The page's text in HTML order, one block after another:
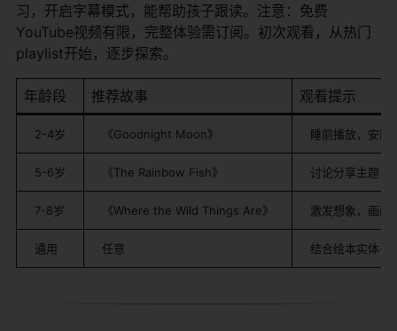
习，开启字幕模式，能帮助孩子跟读。注意：免费
YouTube视频有限，完整体验需订阅。初次观看，从热门
playlist开始，逐步探索。
年龄段 推荐故事 观看提示
2-4岁 《Goodnight Moon》 睡前播放，安静
5-6岁 《The Rainbow Fish》 讨论分享主题
7-8岁 《Where the Wild Things Are》 激发想象，画画
通用 任意 结合绘本实体书